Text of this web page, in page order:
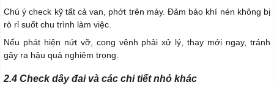
Chú ý check kỹ tất cả van, phớt trên máy. Đảm bảo khí nén không bị
rò rỉ suốt chu trình làm việc.
Nếu phát hiện nứt vỡ, cong vênh phải xử lý, thay mới ngay, tránh
gây ra hậu quả nghiêm trọng.
2.4 Check dây đai và các chi tiết nhỏ khác